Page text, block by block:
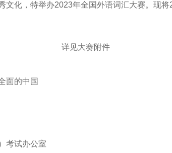
文化，特举办2023年全国外语词汇大赛。现
详见大赛附件
面的中国
考试办公室